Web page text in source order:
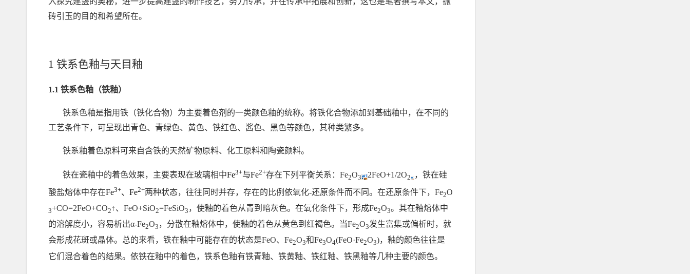
砖引玉的目的和希望所在。
1 铁系色釉与天目釉
1.1 铁系色釉（铁釉）
铁系色釉是指用铁（铁化合物）为主要着色剂的一类颜色釉的统称。将铁化合物添加到基础釉中，在不同的
工艺条件下，可呈现出青色、青绿色、黄色、铁红色、酱色、黑色等颜色，其种类繁多。
铁系釉着色原料可来自含铁的天然矿物原料、化工原料和陶瓷颜料。
铁在瓷釉中的着色效果，主要表现在玻璃相中Fe3+与Fe2+存在下列平衡关系： Fe2O3 2FeO+1/2O2
，铁在硅
酸盐熔体中存在Fe3+、 Fe2+两种状态，往往同时并存，存在的比例依氧化-还原条件而不同。在还原条件下， Fe2O
3+CO=2FeO+CO2 ↑、 FeO+SiO2=FeSiO3 ，使釉的着色从青到暗灰色。在氧化条件下，形成Fe2O3。其在釉熔体中
的溶解度小，容易析出α-Fe2O3 ，分散在釉熔体中，使釉的着色从黄色到红褐色。当Fe2O3发生富集或偏析时，就
会形成花斑或晶体。总的来看，铁在釉中可能存在的状态是FeO、 Fe2O3和Fe3O4(FeO·Fe2O3)，釉的颜色往往是
它们混合着色的结果。依铁在釉中的着色，铁系色釉有铁青釉、铁黄釉、铁红釉、铁黑釉等几种主要的颜色。